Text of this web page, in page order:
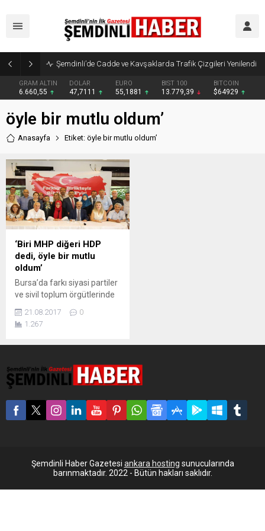
Şemdinli’de Cadde ve Kavşaklarda Trafik Çizgileri Yenilendi
GRAM ALTIN
6.660,55
DOLAR
47,7111
EURO
55,1881
BIST 100
13.779,39
BITCOIN
$64929
öyle bir mutlu oldum’
Anasayfa Etiket: öyle bir mutlu oldum’
‘Biri MHP diğeri HDP
dedi, öyle bir mutlu
oldum’
Bursa’da farkı siyasi partiler
ve sivil toplum örgütlerinde
araya gelerek
'kutuplaşmayı' tartıştı.
kuruldu. En ufak bir kavgada
siyasi kutuplaşmaya
gidildiğini söyleyen
üyelerden Şahin Sevinç
"MHP’li ile bir HDP’linin aynı
herkesin...
21.08.2017
0
1.267
Şemdinli Haber Gazetesi ankara hosting sunucularında
barınmaktadır. 2022 - Bütün hakları saklıdır.